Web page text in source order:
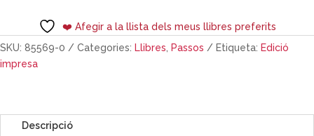
B3
(2024)
❤️ Afegir a la llista dels meus llibres preferits
SKU: 85569-0 Categories: Llibres Passos Etiqueta: Edició
impresa
Descripció